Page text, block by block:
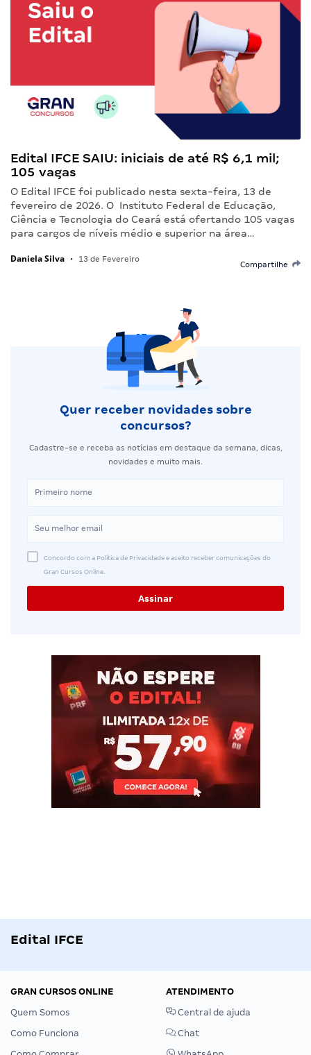
Edital IFCE SAIU: iniciais de até R$ 6,1 mil;
105 vagas
O Edital IFCE foi publicado nesta sexta-feira, 13 de
fevereiro de 2026. O Instituto Federal de Educação,
Ciência e Tecnologia do Ceará está ofertando 105 vagas
para cargos de níveis médio e superior na área…
Daniela Silva • 13 de Fevereiro
Compartilhe
Quer receber novidades sobre
concursos?
Cadastre-se e receba as notícias em destaque da semana, dicas,
novidades e muito mais.
Concordo com a Política de Privacidade e aceito receber comunicações do
Gran Cursos Online.
Edital IFCE
GRAN CURSOS ONLINE
Quem Somos
Como Funciona
ATENDIMENTO
Central de ajuda
Chat